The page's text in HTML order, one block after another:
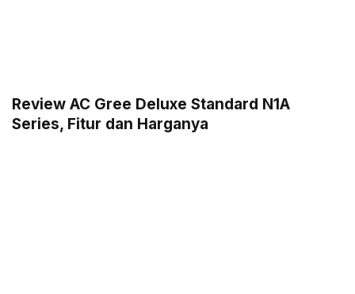
Review AC Gree Deluxe Standard N1A
Series, Fitur dan Harganya